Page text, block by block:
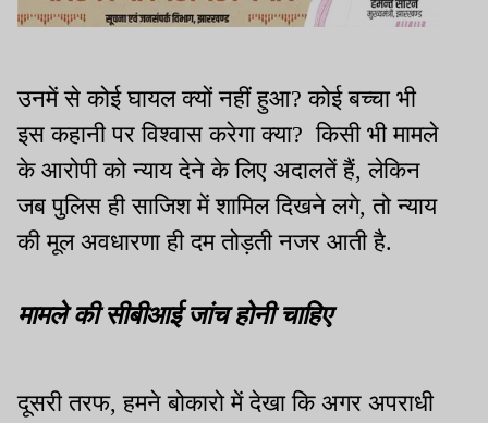
उनमें से कोई घायल क्यों नहीं हुआ? कोई बच्चा भी
इस कहानी पर विश्वास करेगा क्या? किसी भी मामले
के आरोपी को न्याय देने के लिए अदालतें हैं, लेकिन
जब पुलिस ही साजिश में शामिल दिखने लगे, तो न्याय
की मूल अवधारणा ही दम तोड़ती नजर आती है.
मामले की सीबीआई जांच होनी चाहिए
दूसरी तरफ, हमने बोकारो में देखा कि अगर अपराधी